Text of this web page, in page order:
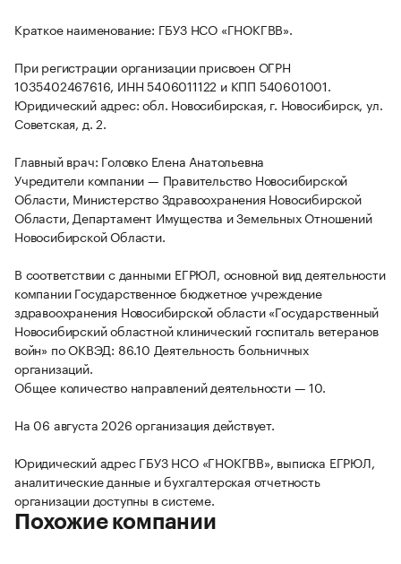
Краткое наименование: ГБУЗ НСО «ГНОКГВВ».
При регистрации организации присвоен ОГРН
1035402467616, ИНН 5406011122 и КПП 540601001.
Юридический адрес: обл. Новосибирская, г. Новосибирск, ул.
Советская, д. 2.
Главный врач: Головко Елена Анатольевна
Учредители компании — Правительство Новосибирской
Области, Министерство Здравоохранения Новосибирской
Области, Департамент Имущества и Земельных Отношений
Новосибирской Области.
В соответствии с данными ЕГРЮЛ, основной вид деятельности
компании Государственное бюджетное учреждение
здравоохранения Новосибирской области «Государственный
Новосибирский областной клинический госпиталь ветеранов
войн» по ОКВЭД: 86.10 Деятельность больничных
организаций.
Общее количество направлений деятельности — 10.
На 06 августа 2026 организация действует.
Юридический адрес ГБУЗ НСО «ГНОКГВВ», выписка ЕГРЮЛ,
аналитические данные и бухгалтерская отчетность
организации доступны в системе.
Похожие компании